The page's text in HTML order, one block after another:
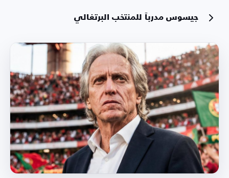
جيسوس مدرباً للمنتخب البرتغالي